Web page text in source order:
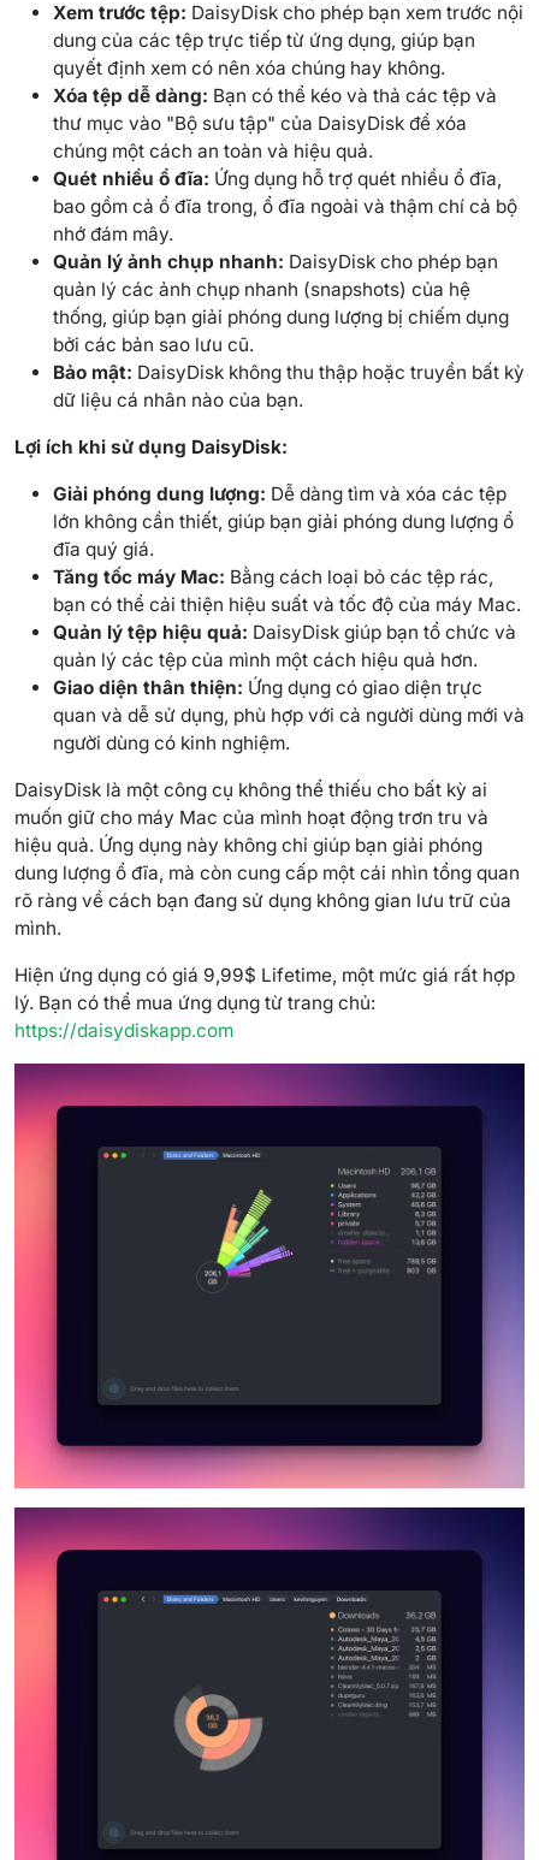
Xem trước tệp: DaisyDisk cho phép bạn xem trước nội
dung của các tệp trực tiếp từ ứng dụng, giúp bạn
quyết định xem có nên xóa chúng hay không.
Xóa tệp dễ dàng: Bạn có thể kéo và thả các tệp và
thư mục vào "Bộ sưu tập" của DaisyDisk để xóa
chúng một cách an toàn và hiệu quả.
Quét nhiều ổ đĩa: Ứng dụng hỗ trợ quét nhiều ổ đĩa,
bao gồm cả ổ đĩa trong, ổ đĩa ngoài và thậm chí cả bộ
nhớ đám mây.
Quản lý ảnh chụp nhanh: DaisyDisk cho phép bạn
quản lý các ảnh chụp nhanh (snapshots) của hệ
thống, giúp bạn giải phóng dung lượng bị chiếm dụng
bởi các bản sao lưu cũ.
Bảo mật: DaisyDisk không thu thập hoặc truyền bất kỳ
dữ liệu cá nhân nào của bạn.
Lợi ích khi sử dụng DaisyDisk:
Giải phóng dung lượng: Dễ dàng tìm và xóa các tệp
lớn không cần thiết, giúp bạn giải phóng dung lượng ổ
đĩa quý giá.
Tăng tốc máy Mac: Bằng cách loại bỏ các tệp rác,
bạn có thể cải thiện hiệu suất và tốc độ của máy Mac.
Quản lý tệp hiệu quả: DaisyDisk giúp bạn tổ chức và
quản lý các tệp của mình một cách hiệu quả hơn.
Giao diện thân thiện: Ứng dụng có giao diện trực
quan và dễ sử dụng, phù hợp với cả người dùng mới và
người dùng có kinh nghiệm.
DaisyDisk là một công cụ không thể thiếu cho bất kỳ ai
muốn giữ cho máy Mac của mình hoạt động trơn tru và
hiệu quả. Ứng dụng này không chỉ giúp bạn giải phóng
dung lượng ổ đĩa, mà còn cung cấp một cái nhìn tổng quan
rõ ràng về cách bạn đang sử dụng không gian lưu trữ của
mình.
Hiện ứng dụng có giá 9,99$ Lifetime, một mức giá rất hợp
lý. Bạn có thể mua ứng dụng từ trang chủ:
https://daisydiskapp.com